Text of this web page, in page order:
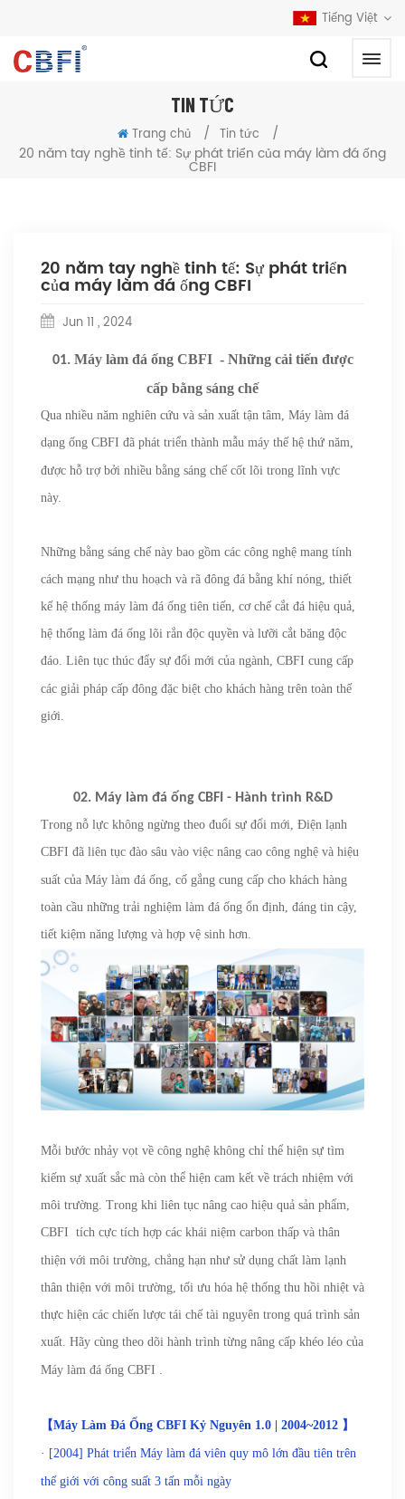
Tiếng Việt
TIN TỨC
Trang chủ / Tin tức
/
20 năm tay nghề tinh tế: Sự phát triển của máy làm đá ống
CBFI
20 năm tay nghề tinh tế: Sự phát triển
của máy làm đá ống CBFI
Jun 11 , 2024
01. Máy làm đá ống CBFI - Những cải tiến được
cấp bằng sáng chế
Qua nhiều năm nghiên cứu và sản xuất tận tâm, Máy làm đá
dạng ống CBFI đã phát triển thành mẫu máy thế hệ thứ năm,
được hỗ trợ bởi nhiều bằng sáng chế cốt lõi trong lĩnh vực
này.
Những bằng sáng chế này bao gồm các công nghệ mang tính
cách mạng như thu hoạch và rã đông đá bằng khí nóng, thiết
kế hệ thống máy làm đá ống tiên tiến, cơ chế cắt đá hiệu quả,
hệ thống làm đá ống lõi rắn độc quyền và lưỡi cắt băng độc
đáo. Liên tục thúc đẩy sự đổi mới của ngành, CBFI cung cấp
các giải pháp cấp đông đặc biệt cho khách hàng trên toàn thế
giới.
02. Máy làm đá ống CBFI - Hành trình R&D
Trong nỗ lực không ngừng theo đuổi sự đổi mới, Điện lạnh
CBFI đã liên tục đào sâu vào việc nâng cao công nghệ và hiệu
suất của Máy làm đá ống, cố gắng cung cấp cho khách hàng
toàn cầu những trải nghiệm làm đá ống ổn định, đáng tin cậy,
tiết kiệm năng lượng và hợp vệ sinh hơn.
Mỗi bước nhảy vọt về công nghệ không chỉ thể hiện sự tìm
kiếm sự xuất sắc mà còn thể hiện cam kết về trách nhiệm với
môi trường. Trong khi liên tục nâng cao hiệu quả sản phẩm,
CBFI tích cực tích hợp các khái niệm carbon thấp và thân
thiện với môi trường, chẳng hạn như sử dụng chất làm lạnh
thân thiện với môi trường, tối ưu hóa hệ thống thu hồi nhiệt và
thực hiện các chiến lược tái chế tài nguyên trong quá trình sản
xuất. Hãy cùng theo dõi hành trình từng nâng cấp khéo léo của
Máy làm đá ống CBFI .
【Máy Làm Đá Ống CBFI Kỷ Nguyên 1.0 | 2004~2012 】
· [2004] Phát triển Máy làm đá viên quy mô lớn đầu tiên trên
thế giới với công suất 3 tấn mỗi ngày